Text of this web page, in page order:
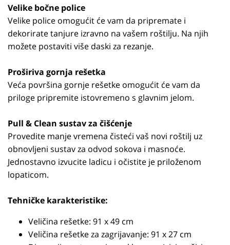
Velike bočne police
Velike police omogućit će vam da pripremate i
dekorirate tanjure izravno na vašem roštilju. Na njih
možete postaviti više daski za rezanje.
Proširiva gornja rešetka
Veća površina gornje rešetke omogućit će vam da
priloge pripremite istovremeno s glavnim jelom.
Pull & Clean sustav za čišćenje
Provedite manje vremena čisteći vaš novi roštilj uz
obnovljeni sustav za odvod sokova i masnoće.
Jednostavno izvucite ladicu i očistite je priloženom
lopaticom.
Tehničke karakteristike:
Veličina rešetke: 91 x 49 cm
Veličina rešetke za zagrijavanje: 91 x 27 cm